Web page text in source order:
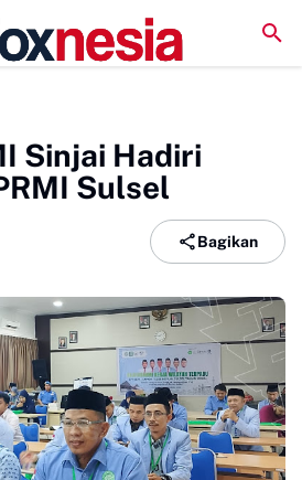
Septiara Barokah Faisal Mahasiswa
Sinjai Hadiri
Sulsel
Bagikan